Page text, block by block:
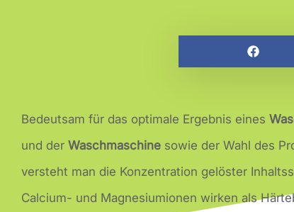
Bedeutsam für das optimale Ergebnis eines
und der Waschmaschine sowie der Wahl des
versteht man die Konzentration gelöster
Calcium- und Magnesiumionen wirken als